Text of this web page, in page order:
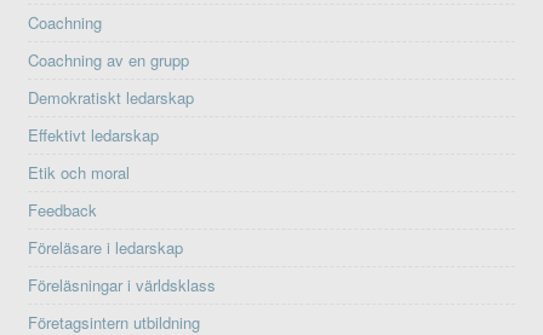
Coachning
Coachning av en grupp
Demokratiskt ledarskap
Effektivt ledarskap
Etik och moral
Feedback
Föreläsare i ledarskap
Föreläsningar i världsklass
Företagsintern utbildning